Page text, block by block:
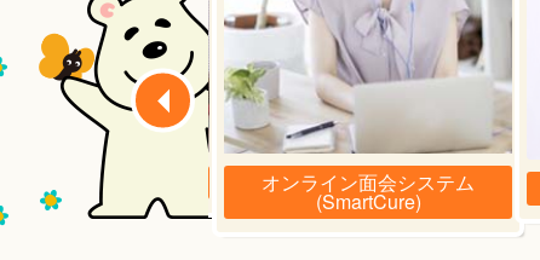
施設のご案内 オンライン面会システム
(SmartCure)